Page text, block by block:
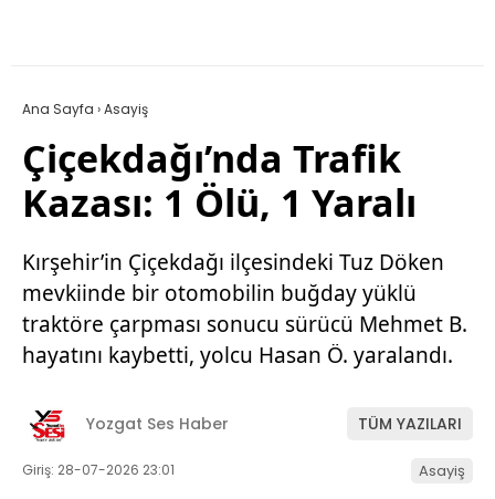
Ana Sayfa ›Asayiş
Çiçekdağı’nda Trafik
Kazası: 1 Ölü, 1 Yaralı
Kırşehir’in Çiçekdağı ilçesindeki Tuz Döken
mevkiinde bir otomobilin buğday yüklü
traktöre çarpması sonucu sürücü Mehmet B.
hayatını kaybetti, yolcu Hasan Ö. yaralandı.
Yozgat Ses Haber TÜM YAZILARI
Giriş: 28-07-2026 23:01 Asayiş